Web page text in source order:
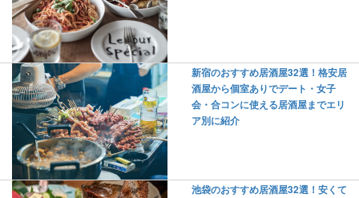
新宿のおすすめ居酒屋32選！格安居
酒屋から個室ありでデート・女子
会・合コンに使える居酒屋までエリ
ア別に紹介
池袋のおすすめ居酒屋32選！安くて